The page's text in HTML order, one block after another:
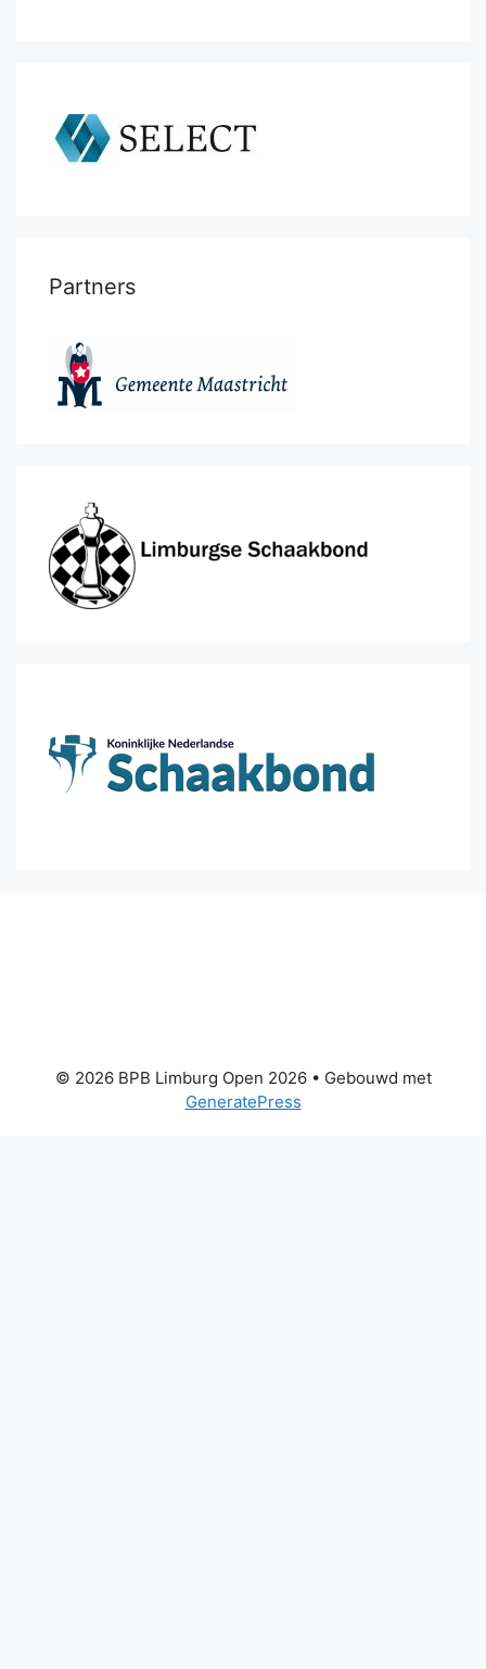
Partners
© 2026 BPB Limburg Open 2026• Gebouwd met
GeneratePress